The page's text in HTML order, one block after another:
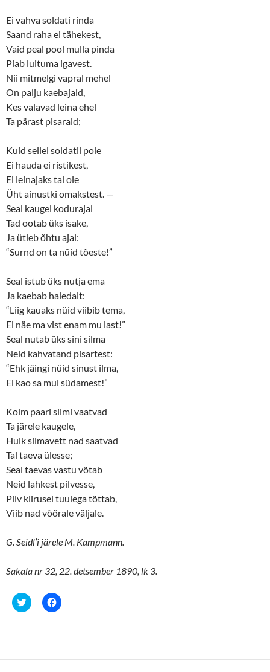
)
Ei vahva soldati rinda
Saand raha ei tähekest,
Vaid peal pool mulla pinda
Piab luituma igavest.
Nii mitmelgi vapral mehel
On palju kaebajaid,
Kes valavad leina ehel
Ta pärast pisaraid;
Kuid sellel soldatil pole
Ei hauda ei ristikest,
Ei leinajaks tal ole
Üht ainustki omakstest. —
Seal kaugel kodurajal
Tad ootab üks isake,
Ja ütleb õhtu ajal:
“Surnd on ta nüid tõeste!”
Seal istub üks nutja ema
Ja kaebab haledalt:
“Liig kauaks nüid viibib tema,
Ei näe ma vist enam mu last!”
Seal nutab üks sini silma
Neid kahvatand pisartest:
“Ehk jäingi nüid sinust ilma,
Ei kao sa mul südamest!”
Kolm paari silmi vaatvad
Ta järele kaugele,
Hulk silmavett nad saatvad
Tal taeva ülesse;
Seal taevas vastu võtab
Neid lahkest pilvesse,
Pilv kiirusel tuulega tõttab,
Viib nad võõrale väljale.
G. Seidl’i järele M. Kampmann.
Sakala nr 32, 22. detsember 1890, lk 3.
C
l
h
C
l
h